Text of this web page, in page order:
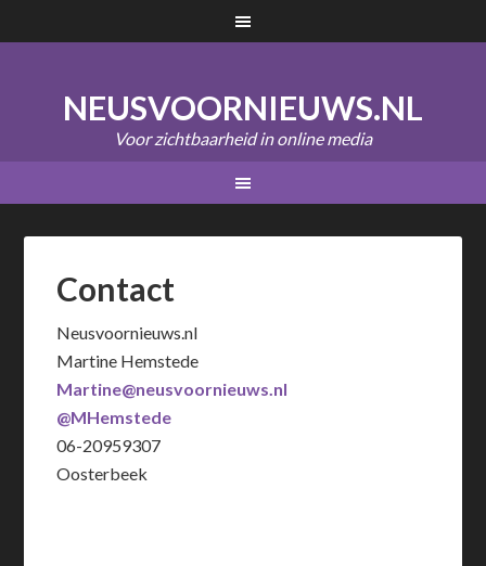
NEUSVOORNIEUWS.NL
Voor zichtbaarheid in online media
Contact
Neusvoornieuws.nl
Martine Hemstede
Martine@neusvoornieuws.nl
@MHemstede
06-20959307
Oosterbeek